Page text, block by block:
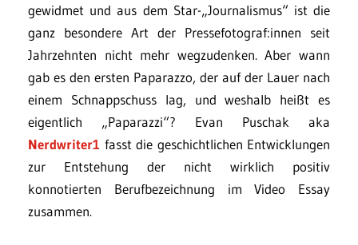
gewidmet und aus dem Star-„Journalismus“ ist die
ganz besondere Art der Pressefotograf:innen seit
Jahrzehnten nicht mehr wegzudenken. Aber wann
gab es den ersten Paparazzo, der auf der Lauer nach
einem Schnappschuss lag, und weshalb heißt es
eigentlich „Paparazzi“? Evan Puschak aka
Nerdwriter1 fasst die geschichtlichen Entwicklungen
zur Entstehung der nicht wirklich positiv
konnotierten Berufbezeichnung im Video Essay
zusammen.